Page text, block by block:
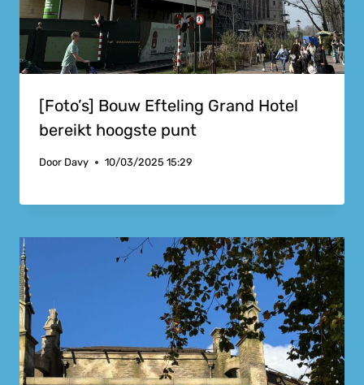
[Foto’s] Bouw Efteling Grand Hotel
bereikt hoogste punt
Door Davy 10/03/2025 15:29